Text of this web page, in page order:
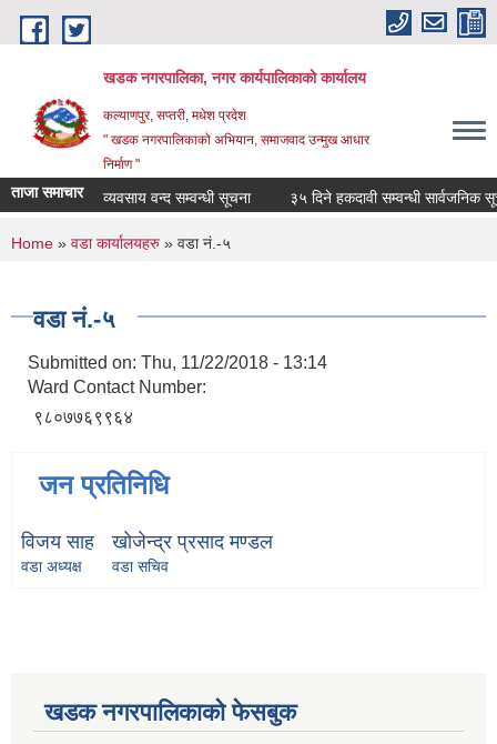
Skip to main content
खडक नगरपालिका, नगर कार्यपालिकाकाे कार्यालय
कल्याणपुर, सप्तरी, मधेश प्रदेश
" खडक नगरपालिकाको अभियान, समाजवाद उन्मुख आधार
निर्माण "
ताजा समाचारव्यवसाय वन्द सम्वन्धी सूचना ३५ दिने हकदावी सम्वन्धी सार्वजनिक सूचना
You are here
Home » वडा कार्यालयहरु » वडा नं.-५
वडा नं.-५
Submitted on: Thu, 11/22/2018 - 13:14
Ward Contact Number:
९८०७७६९९६४
जन प्रतिनिधि
विजय साह
वडा अध्यक्ष
खाेजेन्द्र प्रसाद मण्डल
वडा सचिव
खडक नगरपालिकाको फेसबुक